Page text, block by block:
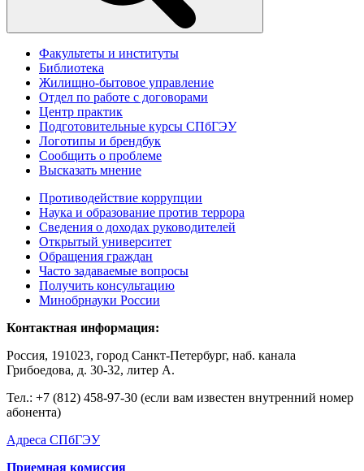
Факультеты и институты
Библиотека
Жилищно-бытовое управление
Отдел по работе с договорами
Центр практик
Подготовительные курсы СПбГЭУ
Логотипы и брендбук
Сообщить о проблеме
Высказать мнение
Противодействие коррупции
Наука и образование против террора
Сведения о доходах руководителей
Открытый университет
Обращения граждан
Часто задаваемые вопросы
Получить консультацию
Минобрнауки России
Контактная информация:
Россия, 191023, город Санкт-Петербург, наб. канала
Грибоедова, д. 30-32, литер А.
Тел.: +7 (812) 458-97-30 (если вам известен внутренний номер
абонента)
Адреса СПбГЭУ
Приемная комиссия